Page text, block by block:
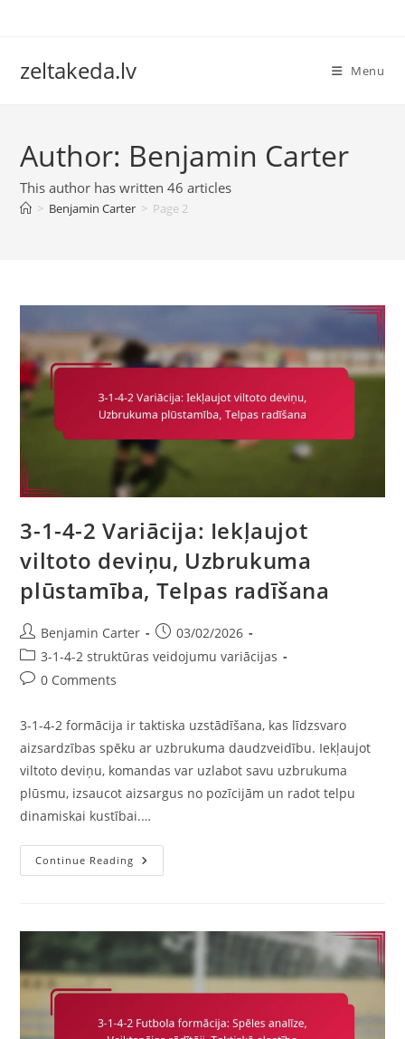
zeltakeda.lv Menu
Author: Benjamin Carter
This author has written 46 articles
> Benjamin Carter > Page 2
3-1-4-2 Variācija: Iekļaujot
viltoto deviņu, Uzbrukuma
plūstamība, Telpas radīšana
Post
author:
Benjamin Carter
Post
published:
03/02/2026
Post
category:
3-1-4-2 struktūras veidojumu variācijas
Post0 Comments
3-1-4-2 formācija ir taktiska uzstādīšana, kas līdzsvaro
aizsardzības spēku ar uzbrukuma daudzveidību. Iekļaujot
viltoto deviņu, komandas var uzlabot savu uzbrukuma
plūsmu, izsaucot aizsargus no pozīcijām un radot telpu
dinamiskai kustībai.…
Continue Reading 3-
1-
Viltoto
Deviņu,
Plūstamība,
Radīšana